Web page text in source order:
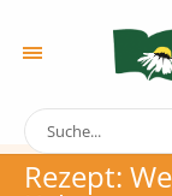
Rezept: